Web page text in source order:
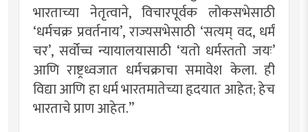
भारताच्या नेतृत्वाने, विचारपूर्वक लोकसभेसाठी
‘धर्मचक्र प्रवर्तनाय’, राज्यसभेसाठी ‘सत्यम् वद, धर्मं
चर’, सर्वोच्च न्यायालयासाठी ‘यतो धर्मस्ततो जयः’
आणि राष्ट्रध्वजात धर्मचक्राचा समावेश केला. ही
विद्या आणि हा धर्म भारतमातेच्या हृदयात आहेत; हेच
भारताचे प्राण आहेत.”